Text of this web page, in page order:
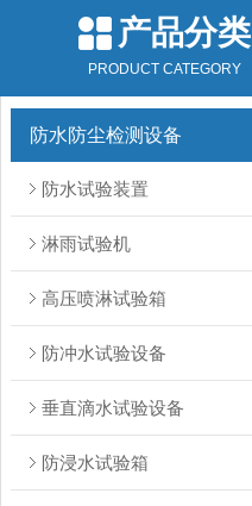
产品分类
PRODUCT CATEGORY
防水防尘检测设备
防水试验装置
淋雨试验机
高压喷淋试验箱
防冲水试验设备
垂直滴水试验设备
防浸水试验箱